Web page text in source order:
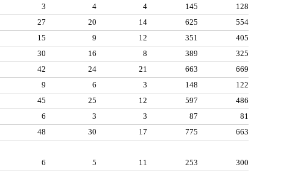
3 4 4 145
128
27 20 14 625
554
15 9 12 351
405
30 16 8 389
325
42 24 21 663
669
9 6 3 148
122
45 25 12 597
486
6 3 3 87
81
48 30 17 775
663
6 5 11 253
300